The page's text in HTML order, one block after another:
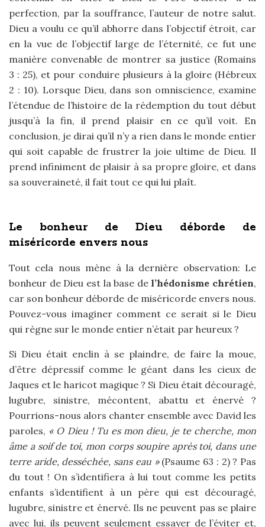
perfection, par la souffrance, l’auteur de notre salut.
Dieu a voulu ce qu’il abhorre dans l’objectif étroit, car
en la vue de l’objectif large de l’éternité, ce fut une
manière convenable de montrer sa justice (Romains
3 : 25), et pour conduire plusieurs à la gloire (Hébreux
2 : 10). Lorsque Dieu, dans son omniscience, examine
l’étendue de l’histoire de la rédemption du tout début
jusqu’à la fin, il prend plaisir en ce qu’il voit. En
conclusion, je dirai qu’il n’y a rien dans le monde entier
qui soit capable de frustrer la joie ultime de Dieu. Il
prend infiniment de plaisir à sa propre gloire, et dans
sa souveraineté, il fait tout ce qui lui plaît.
Le bonheur de Dieu déborde de
miséricorde envers nous
Tout cela nous mène à la dernière observation: Le
bonheur de Dieu est la base del’hédonisme chrétien,
car son bonheur déborde de miséricorde envers nous.
Pouvez-vous imaginer comment ce serait si le Dieu
qui règne sur le monde entier n’était par heureux ?
Si Dieu était enclin à se plaindre, de faire la moue,
d’être dépressif comme le géant dans les cieux de
Jaques et le haricot magique ? Si Dieu était découragé,
lugubre, sinistre, mécontent, abattu et énervé ?
Pourrions-nous alors chanter ensemble avec David les
paroles, « O Dieu ! Tu es mon dieu, je te cherche, mon
âme a soif de toi, mon corps soupire après toi, dans une
terre aride, desséchée, sans eau »(Psaume 63 : 2) ? Pas
du tout ! On s’identifiera à lui tout comme les petits
enfants s’identifient à un père qui est découragé,
lugubre, sinistre et énervé. Ils ne peuvent pas se plaire
avec lui, ils peuvent seulement essayer de l’éviter et,